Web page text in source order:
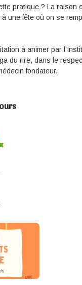
pratique ? La raison
une fête où on se
à animer par
du rire, dans le
fondateur.